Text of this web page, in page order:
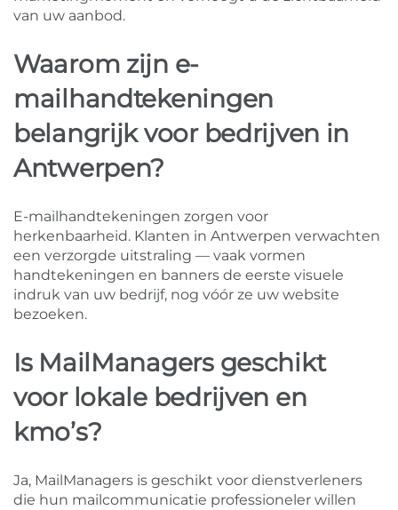
van uw aanbod.
Waarom zijn e-
mailhandtekeningen
belangrijk voor bedrijven in
Antwerpen?
E-mailhandtekeningen zorgen voor
herkenbaarheid. Klanten in Antwerpen verwachten
een verzorgde uitstraling — vaak vormen
handtekeningen en banners de eerste visuele
indruk van uw bedrijf, nog vóór ze uw website
bezoeken.
Is MailManagers geschikt
voor lokale bedrijven en
kmo’s?
Ja, MailManagers is geschikt voor dienstverleners
die hun mailcommunicatie professioneler willen